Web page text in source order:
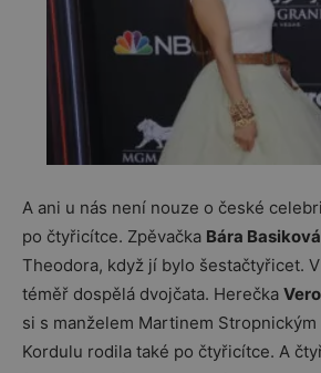
A ani u nás není nouze o české
po čtyřicítce. Zpěvačka Bára Basiková
Theodora, když jí bylo šestačtyřicet.
téměř dospělá dvojčata. Herečka
si s manželem Martinem
Kordulu rodila také po čtyřicítce. A